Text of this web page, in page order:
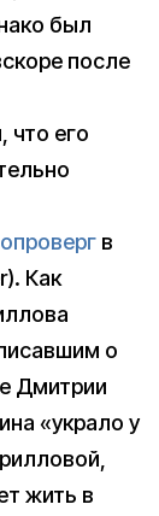
был
после
что его
опроверг в
Как
о
Дмитрии
«украло у
жить в